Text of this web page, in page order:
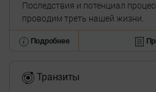
Последствия и потенциал
проводим треть нашей жизни.
Подробнее
Транзиты